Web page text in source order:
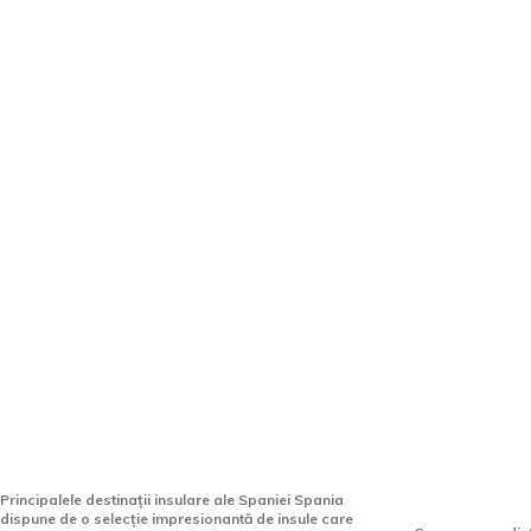
Principalele destinații insulare ale Spaniei Spania
dispune de o selecție impresionantă de insule care